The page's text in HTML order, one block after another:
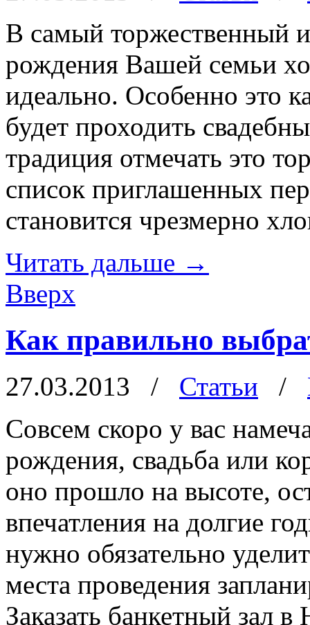
В самый торжественный
рождения Вашей семьи
идеально. Особенно это
будет проходить
традиция отмечать это
список приглашенных
становится чрезмерно
Читать дальше →
Вверх
Как правильно
27.03.2013 / Статьи /
Совсем скоро у вас
рождения, свадьба или
оно прошло на высоте,
впечатления на долгие
нужно обязательно
места проведения
Заказать банкетный зал